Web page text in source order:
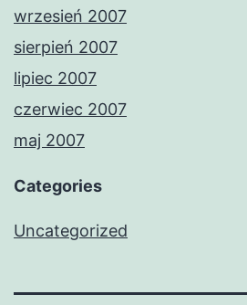
wrzesień 2007
sierpień 2007
lipiec 2007
czerwiec 2007
maj 2007
Categories
Uncategorized